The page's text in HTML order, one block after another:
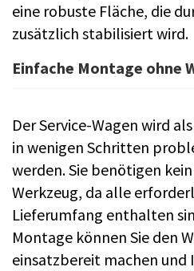
eine robuste Fläche, die
zusätzlich stabilisiert wird.
Einfache Montage ohne
Der Service-Wagen wird
in wenigen Schritten
werden. Sie benötigen
Werkzeug, da alle
Lieferumfang enthalten
Montage können Sie den
einsatzbereit machen